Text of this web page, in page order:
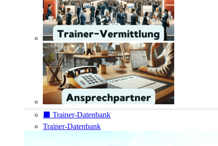
⬛️ Trainer-Datenbank
Trainer-Datenbank